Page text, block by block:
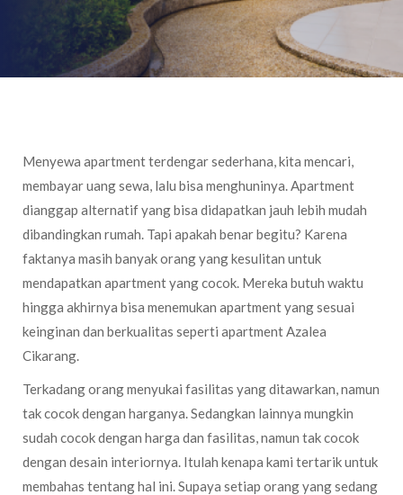
Menyewa apartment terdengar sederhana, kita mencari,
membayar uang sewa, lalu bisa menghuninya. Apartment
dianggap alternatif yang bisa didapatkan jauh lebih mudah
dibandingkan rumah. Tapi apakah benar begitu? Karena
faktanya masih banyak orang yang kesulitan untuk
mendapatkan apartment yang cocok. Mereka butuh waktu
hingga akhirnya bisa menemukan apartment yang sesuai
keinginan dan berkualitas seperti apartment Azalea
Cikarang.
Terkadang orang menyukai fasilitas yang ditawarkan, namun
tak cocok dengan harganya. Sedangkan lainnya mungkin
sudah cocok dengan harga dan fasilitas, namun tak cocok
dengan desain interiornya. Itulah kenapa kami tertarik untuk
membahas tentang hal ini. Supaya setiap orang yang sedang